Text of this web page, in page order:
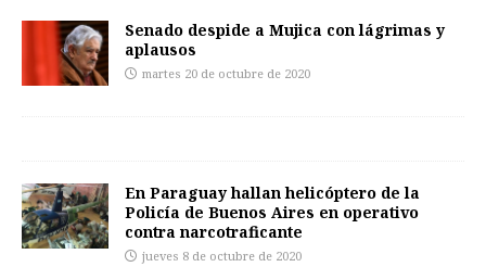
Senado despide a Mujica con lágrimas y
aplausos
martes 20 de octubre de 2020
En Paraguay hallan helicóptero de la
Policía de Buenos Aires en operativo
contra narcotraficante
jueves 8 de octubre de 2020